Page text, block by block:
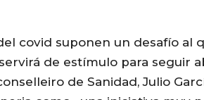
covid suponen un desafío
de estímulo para seguir
de Sanidad, Julio